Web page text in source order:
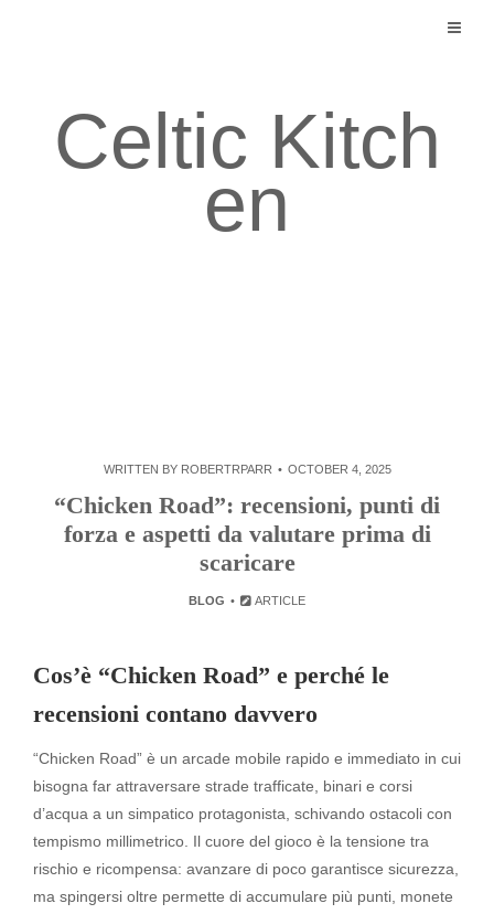
Celtic Kitch
en
WRITTEN BY ROBERTRPARR OCTOBER 4, 2025
“Chicken Road”: recensioni, punti di
forza e aspetti da valutare prima di
scaricare
BLOG ARTICLE
Cos’è “Chicken Road” e perché le
recensioni contano davvero
“Chicken Road” è un arcade mobile rapido e immediato in cui
bisogna far attraversare strade trafficate, binari e corsi
d’acqua a un simpatico protagonista, schivando ostacoli con
tempismo millimetrico. Il cuore del gioco è la tensione tra
rischio e ricompensa: avanzare di poco garantisce sicurezza,
ma spingersi oltre permette di accumulare più punti, monete